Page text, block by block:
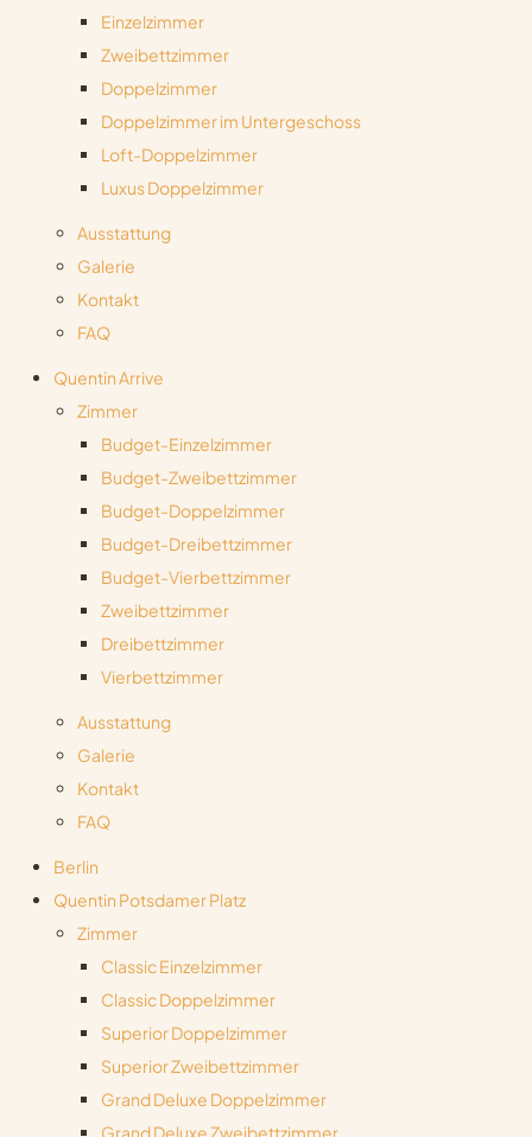
Einzelzimmer
Zweibettzimmer
Doppelzimmer
Doppelzimmer im Untergeschoss
Loft-Doppelzimmer
Luxus Doppelzimmer
Ausstattung
Galerie
Kontakt
FAQ
Quentin Arrive
Zimmer
Budget-Einzelzimmer
Budget-Zweibettzimmer
Budget-Doppelzimmer
Budget-Dreibettzimmer
Budget-Vierbettzimmer
Zweibettzimmer
Dreibettzimmer
Vierbettzimmer
Ausstattung
Galerie
Kontakt
FAQ
Berlin
Quentin Potsdamer Platz
Zimmer
Classic Einzelzimmer
Classic Doppelzimmer
Superior Doppelzimmer
Superior Zweibettzimmer
Grand Deluxe Doppelzimmer
Grand Deluxe Zweibettzimmer